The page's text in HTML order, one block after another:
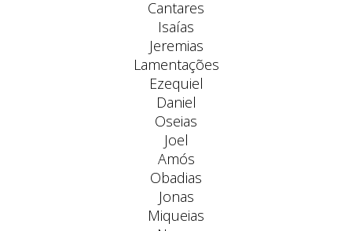
Cantares
Isaías
Jeremias
Lamentações
Ezequiel
Daniel
Oseias
Joel
Amós
Obadias
Jonas
Miqueias